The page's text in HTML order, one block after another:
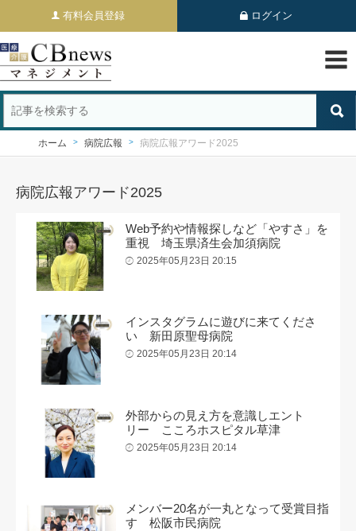
有料会員登録 ログイン
ホーム 病院広報 病院広報アワード2025
病院広報アワード2025
Web予約や情報探しなど「やすさ」を
重視 埼玉県済生会加須病院
2025年05月23日 20:15
インスタグラムに遊びに来てくださ
い 新田原聖母病院
2025年05月23日 20:14
外部からの見え方を意識しエント
リー こころホスピタル草津
2025年05月23日 20:14
メンバー20名が一丸となって受賞目指
す 松阪市民病院